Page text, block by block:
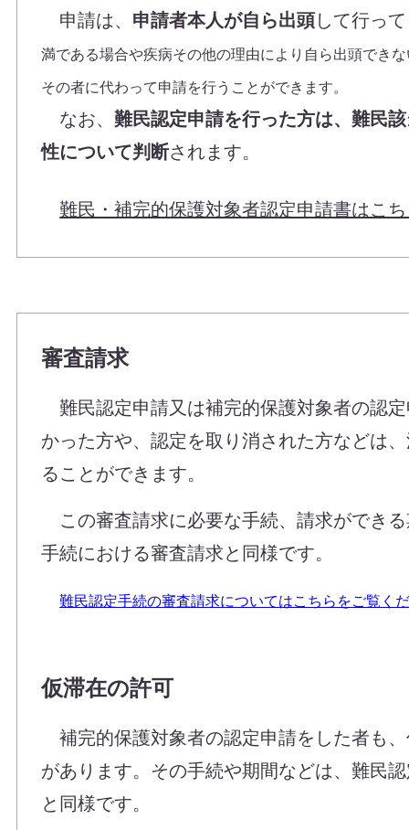
申請は、 申請者本人が自ら出頭して行っ
満である場合や疾病その他の理由により自ら出頭でき
その者に代わって申請を行うことができます。
なお、難民認定申請を行った方は、難民
性について判断されます。
難民・補完的保護対象者認定申請書はこ
審査請求
難民認定申請又は補完的保護対象者の認
かった方や、認定を取り消された方などは
ることができます。
この審査請求に必要な手続、請求ができ
手続における審査請求と同様です。
難民認定手続の審査請求についてはこちらをご覧く
仮滞在の許可
補完的保護対象者の認定申請をした者も
があります。その手続や期間などは、難民
と同様です。